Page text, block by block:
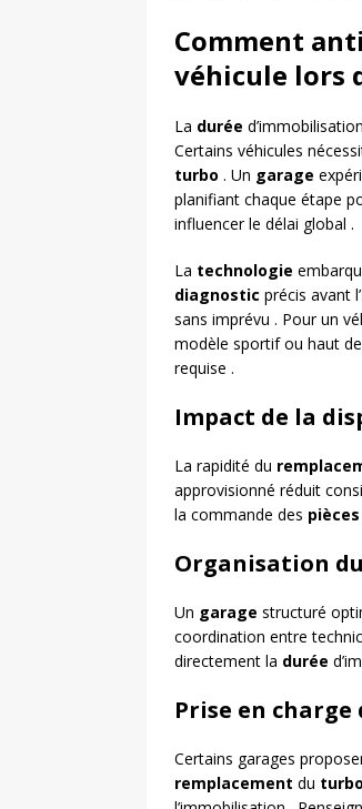
Comment
véhicule lors
La durée
Certains véhicules
turbo . Un garage
planifiant chaque étape
influencer le délai global .
La technologie
diagnostic précis avant l’
sans imprévu . Pour un
modèle sportif ou haut
requise .
Impact de la
La rapidité du
approvisionné réduit
la commande des pièces
Organisation
Un garage structuré
coordination entre
directement la durée
Prise en
Certains garages
remplacement du turbo